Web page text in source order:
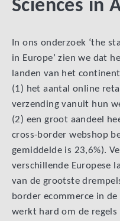
Sciences in
In ons onderzoek ‘the
in Europe’ zien we dat
landen van het
(1) het aantal online
verzending vanuit hun
(2) een groot aandeel
cross-border webshop
gemiddelde is 23,6%).
verschillende Europese
van de grootste
border ecommerce in de
werkt hard om de